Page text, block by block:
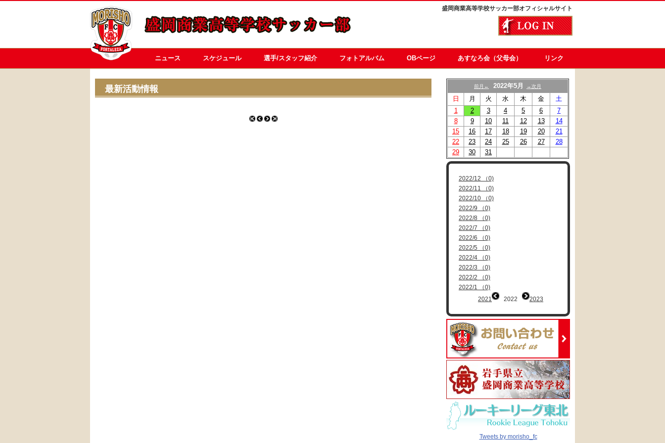
盛岡商業高等学校サッカー部オフィシャルサイト
ニュース スケジュール 選手/スタッフ紹介 フォトアルバム OBページ あすなろ会（父母会） リンク
最新活動情報 前月← 2022年5月 →次月
日 月 火 水 木 金
土
1
2 3 4 5 6
7
8
9 10 11 12 13
14
15
16 17 18 19 20
21
22
23 24 25 26 27
28
29
30 31
2022/12 （0)
2022/11 （0)
2022/10 （0)
2022/9 （0)
2022/8 （0)
2022/7 （0)
2022/6 （0)
2022/5 （0)
2022/4 （0)
2022/3 （0)
2022/2 （0)
2022/1 （0)
2021
2022 2023
Tweets by morisho_fc